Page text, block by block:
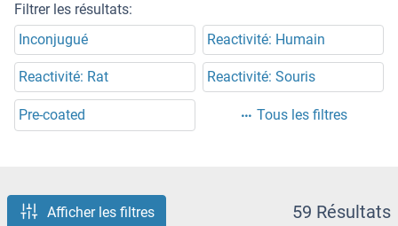
Filtrer les résultats:
Inconjugué
Reactivité: Humain
Reactivité: Rat Reactivité: Souris
Pre-coated Tous les filtres
Afficher les filtres 59 Résultats